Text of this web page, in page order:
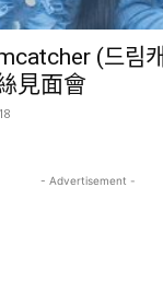
(드림
見面會
- Advertisement -